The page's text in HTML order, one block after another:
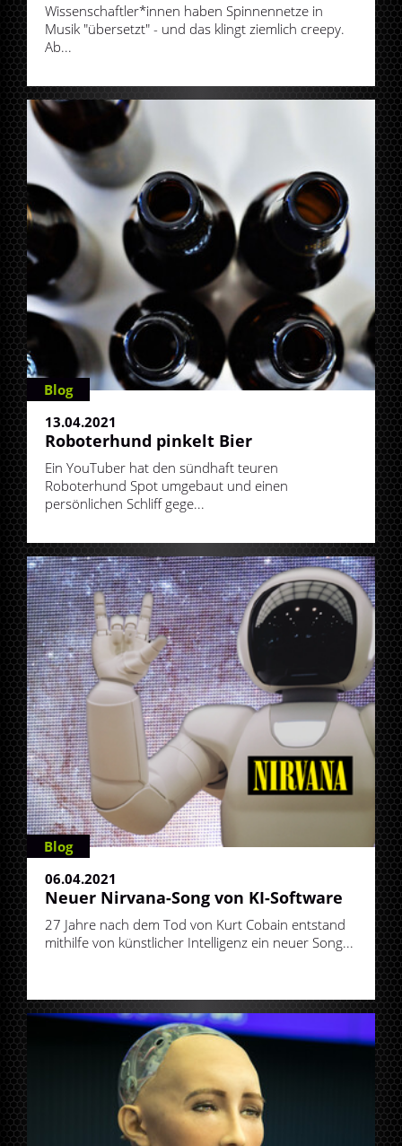
Wissenschaftler*innen haben Spinnennetze in
Musik "übersetzt" - und das klingt ziemlich creepy.
Ab...
Blog
13.04.2021
Roboterhund pinkelt Bier
Ein YouTuber hat den sündhaft teuren
Roboterhund Spot umgebaut und einen
persönlichen Schliff gege...
Blog
06.04.2021
Neuer Nirvana-Song von KI-Software
27 Jahre nach dem Tod von Kurt Cobain entstand
mithilfe von künstlicher Intelligenz ein neuer Song...